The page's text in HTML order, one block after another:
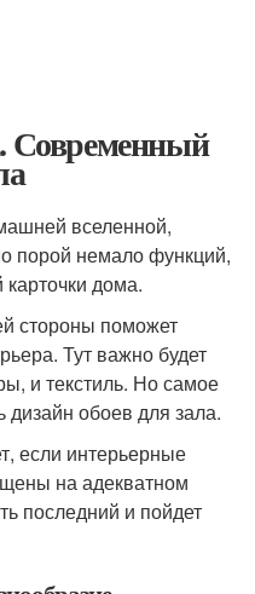
Современный
вселенной,
порой немало функций,
дома.
стороны поможет
Тут важно будет
и текстиль. Но самое
дизайн обоев для зала.
если интерьерные
на адекватном
последний и пойдет